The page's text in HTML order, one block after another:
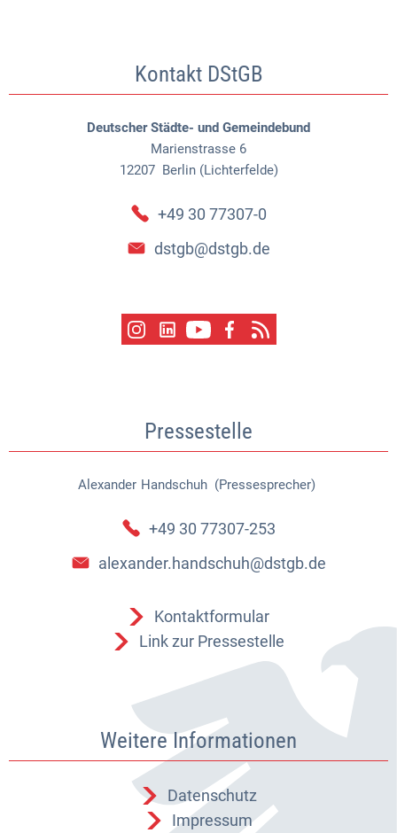
Kontakt DStGB
Deutscher Städte- und Gemeindebund
Marienstrasse 6
12207 Berlin (Lichterfelde)
+49 30 77307-0
dstgb@dstgb.de
Pressestelle
Alexander Handschuh (Pressesprecher)
Alexander Handschuh
+49 30 77307-253
alexander.handschuh@dstgb.de
Kontaktformular
Link zur Pressestelle
Weitere Informationen
Datenschutz
Impressum